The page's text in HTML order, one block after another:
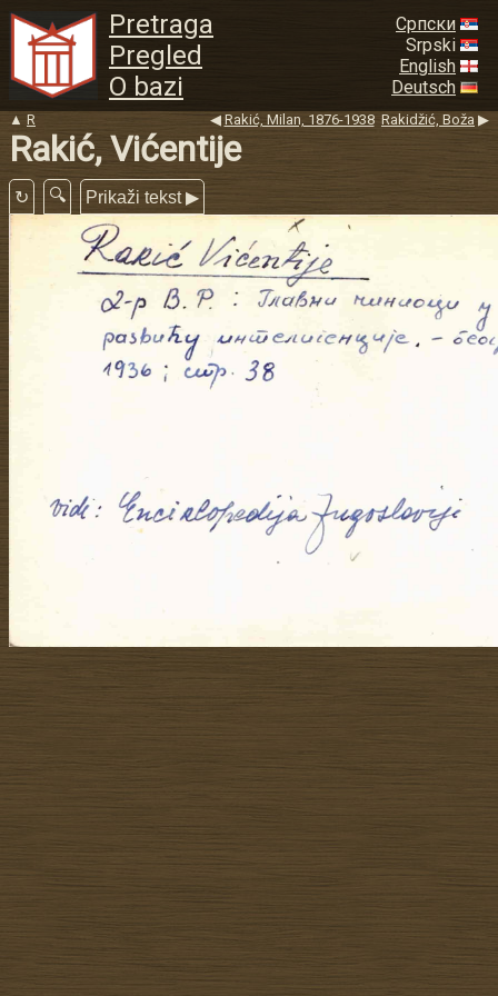
Pretraga
Pregled
O bazi
Српски
Srpski
English
Deutsch
▲ R ◀ Rakić, Milan, 1876-1938 Rakidžić, Boža ▶
Rakić, Vićentije